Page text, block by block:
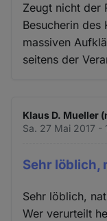
Zeugt nicht der
Besucherin des
massiven
seitens der
Klaus D. Mueller
Sa. 27 Mai 2017 -
Sehr löblich,
Sehr löblich,
Wer verurteilt